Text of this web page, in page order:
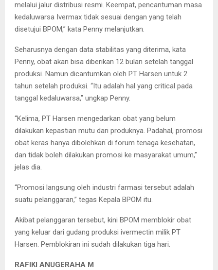
melalui jalur distribusi resmi. Keempat, pencantuman masa
kedaluwarsa Ivermax tidak sesuai dengan yang telah
disetujui BPOM,” kata Penny melanjutkan.
Seharusnya dengan data stabilitas yang diterima, kata
Penny, obat akan bisa diberikan 12 bulan setelah tanggal
produksi. Namun dicantumkan oleh PT Harsen untuk 2
tahun setelah produksi. “Itu adalah hal yang critical pada
tanggal kedaluwarsa,” ungkap Penny.
“Kelima, PT Harsen mengedarkan obat yang belum
dilakukan kepastian mutu dari produknya. Padahal, promosi
obat keras hanya dibolehkan di forum tenaga kesehatan,
dan tidak boleh dilakukan promosi ke masyarakat umum,”
jelas dia.
“Promosi langsung oleh industri farmasi tersebut adalah
suatu pelanggaran,” tegas Kepala BPOM itu.
Akibat pelanggaran tersebut, kini BPOM memblokir obat
yang keluar dari gudang produksi ivermectin milik PT
Harsen. Pemblokiran ini sudah dilakukan tiga hari.
RAFIKI ANUGERAHA M